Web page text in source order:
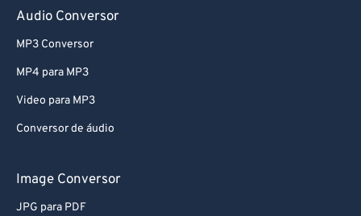
Audio Conversor
MP3 Conversor
MP4 para MP3
Video para MP3
Conversor de áudio
Image Conversor
JPG para PDF